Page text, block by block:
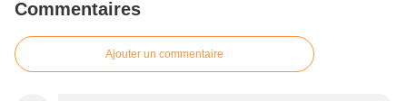
Commentaires
Ajouter un commentaire